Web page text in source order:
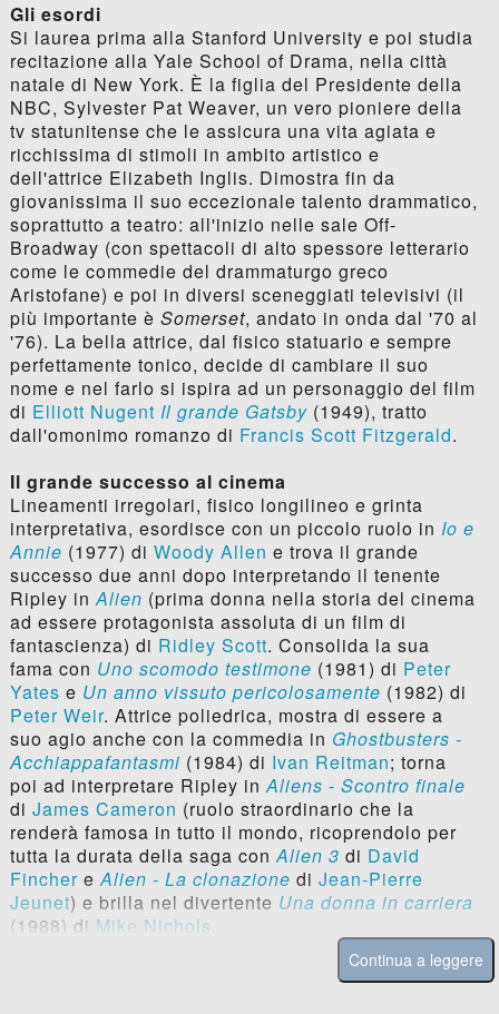
Gli esordi
Si laurea prima alla Stanford University e poi studia
recitazione alla Yale School of Drama, nella città
natale di New York. È la figlia del Presidente della
NBC, Sylvester Pat Weaver, un vero pioniere della
tv statunitense che le assicura una vita agiata e
ricchissima di stimoli in ambito artistico e
dell'attrice Elizabeth Inglis. Dimostra fin da
giovanissima il suo eccezionale talento drammatico,
soprattutto a teatro: all'inizio nelle sale Off-
Broadway (con spettacoli di alto spessore letterario
come le commedie del drammaturgo greco
Aristofane) e poi in diversi sceneggiati televisivi (il
più importante è Somerset, andato in onda dal '70 al
'76). La bella attrice, dal fisico statuario e sempre
perfettamente tonico, decide di cambiare il suo
nome e nel farlo si ispira ad un personaggio del film
di Elliott Nugent Il grande Gatsby(1949), tratto
dall'omonimo romanzo di Francis Scott Fitzgerald.
Il grande successo al cinema
Lineamenti irregolari, fisico longilineo e grinta
interpretativa, esordisce con un piccolo ruolo in Io e
Annie (1977) di Woody Allen e trova il grande
successo due anni dopo interpretando il tenente
Ripley inAlien (prima donna nella storia del cinema
ad essere protagonista assoluta di un film di
fantascienza) di Ridley Scott. Consolida la sua
fama con Uno scomodo testimone (1981) di Peter
Yates e Un anno vissuto pericolosamente (1982) di
Peter Weir. Attrice poliedrica, mostra di essere a
suo agio anche con la commedia in Ghostbusters -
Acchiappafantasmi (1984) di Ivan Reitman; torna
poi ad interpretare Ripley inAliens - Scontro finale
di James Cameron (ruolo straordinario che la
renderà famosa in tutto il mondo, ricoprendolo per
tutta la durata della saga conAlien 3 di David
FinchereAlien - La clonazione di Jean-Pierre
Jeunet) e brilla nel divertente Una donna in carriera
(1988) di Mike Nichols
Continua a leggere